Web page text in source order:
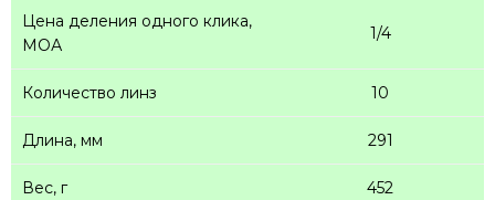
Цена деления одного клика,
МОА
1/4
Количество линз 10
Длина, мм 291
Вес, г 452